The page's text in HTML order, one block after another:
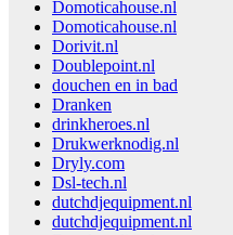
Domoticahouse.nl
Domoticahouse.nl
Dorivit.nl
Doublepoint.nl
douchen en in bad
Dranken
drinkheroes.nl
Drukwerknodig.nl
Dryly.com
Dsl-tech.nl
dutchdjequipment.nl
dutchdjequipment.nl